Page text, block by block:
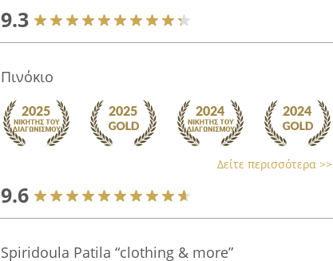
9.3
Πινόκιο
Δείτε περισσότερα >>
9.6
Spiridoula Patila “clothing & more”